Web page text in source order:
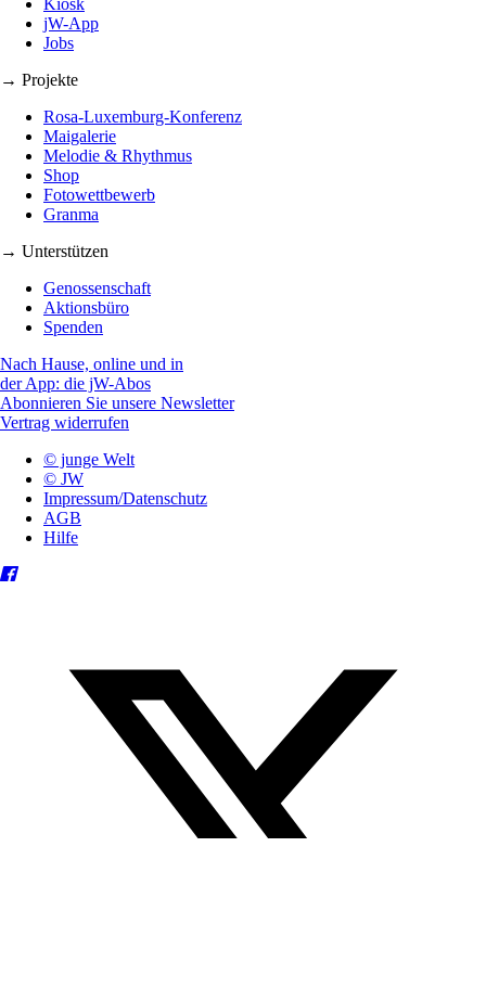
Kiosk
jW-App
Jobs
→ Projekte
Rosa-Luxemburg-Konferenz
Maigalerie
Melodie & Rhythmus
Shop
Fotowettbewerb
Granma
→ Unterstützen
Genossenschaft
Aktionsbüro
Spenden
Nach Hause, online und in
der App: die jW-Abos
Abonnieren Sie unsere Newsletter
Vertrag widerrufen
© junge Welt
© JW
Impressum/Datenschutz
AGB
Hilfe